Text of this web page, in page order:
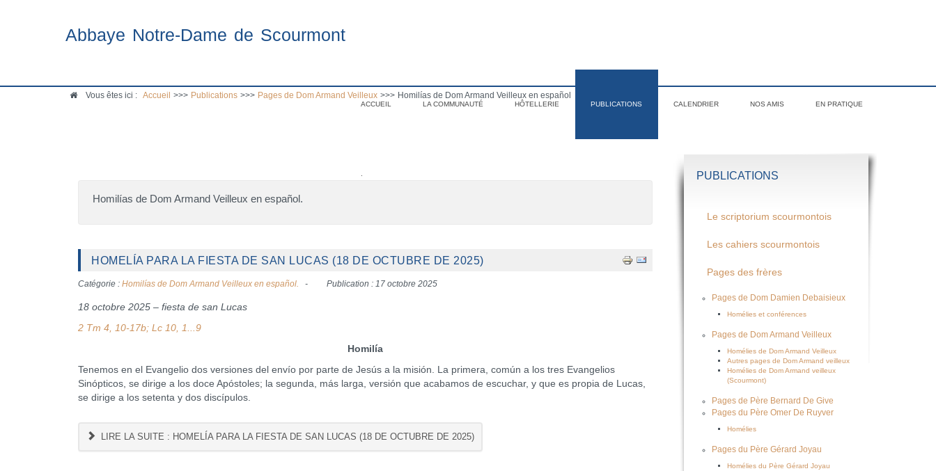
Abbaye Notre-Dame de Scourmont
ACCUEIL LA COMMUNAUTÉ HÔTELLERIE PUBLICATIONS CALENDRIER NOS AMIS EN PRATIQUE
Vous êtes ici : Accueil >>> Publications >>> Pages de Dom Armand Veilleux >>> Homilías de Dom Armand Veilleux en español
Homilías de Dom Armand Veilleux en español.
HOMELÍA PARA LA FIESTA DE SAN LUCAS (18 DE OCTUBRE DE 2025)
Catégorie : Homilías de Dom Armand Veilleux en español. Publication : 17 octobre 2025
18 octobre 2025 – fiesta de san Lucas
2 Tm 4, 10-17b; Lc 10, 1...9
Homilía
Tenemos en el Evangelio dos versiones del envío por parte de Jesús a la misión. La primera, común a los tres Evangelios
Sinópticos, se dirige a los doce Apóstoles; la segunda, más larga, versión que acabamos de escuchar, y que es propia de Lucas,
se dirige a los setenta y dos discípulos.
LIRE LA SUITE : HOMELÍA PARA LA FIESTA DE SAN LUCAS (18 DE OCTUBRE DE 2025)
PUBLICATIONS
Le scriptorium scourmontois
Les cahiers scourmontois
Pages des frères
Pages de Dom Damien Debaisieux
Homélies et conférences
Pages de Dom Armand Veilleux
Homélies de Dom Armand Veilleux
Autres pages de Dom Armand veilleux
Homélies de Dom Armand veilleux
(Scourmont)
Pages de Père Bernard De Give
Pages du Père Omer De Ruyver
Homélies
Pages du Père Gérard Joyau
Homélies du Père Gérard Joyau